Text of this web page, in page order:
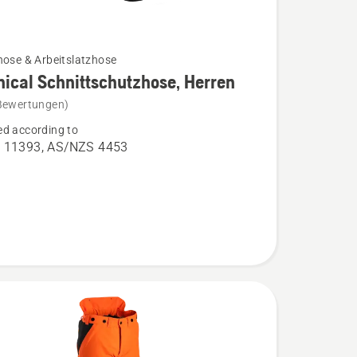
& Arbeitslatzhose
Schnittschutzhose, Herren
according to
11393, AS/NZS 4453